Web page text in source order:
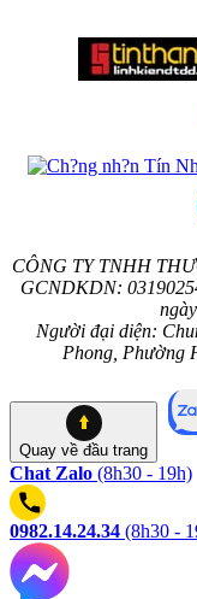
CÔNG TY TNHH
GCNDKDN:
Người đại diện:
Phong, Phường
Quay về đầu trang
Chat Zalo (8h30 - 19h)
0982.14.24.34 (8h30 -